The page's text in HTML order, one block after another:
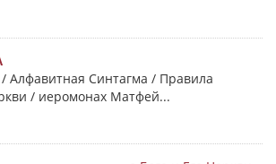
Синтагма / Правила
/ иеромонах Матфей...